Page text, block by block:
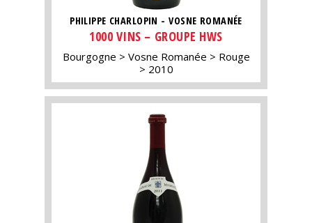
PHILIPPE CHARLOPIN - VOSNE ROMANÉE
1000 VINS – GROUPE HWS
Bourgogne Vosne Romanée
Rouge
2010